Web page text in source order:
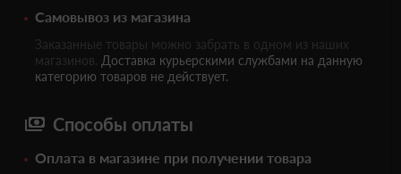
Самовывоз из магазина
Заказанные товары можно забрать в одном из наших
магазинов. Доставка курьерскими службами на данную
категорию товаров не действует.
Способы оплаты
Оплата в магазине при получении товара